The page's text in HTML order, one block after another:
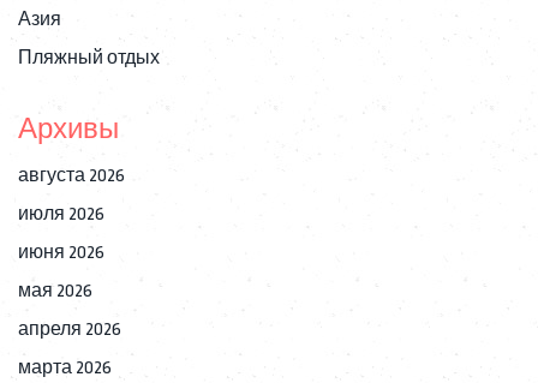
Азия
Пляжный отдых
Архивы
августа 2026
июля 2026
июня 2026
мая 2026
апреля 2026
марта 2026